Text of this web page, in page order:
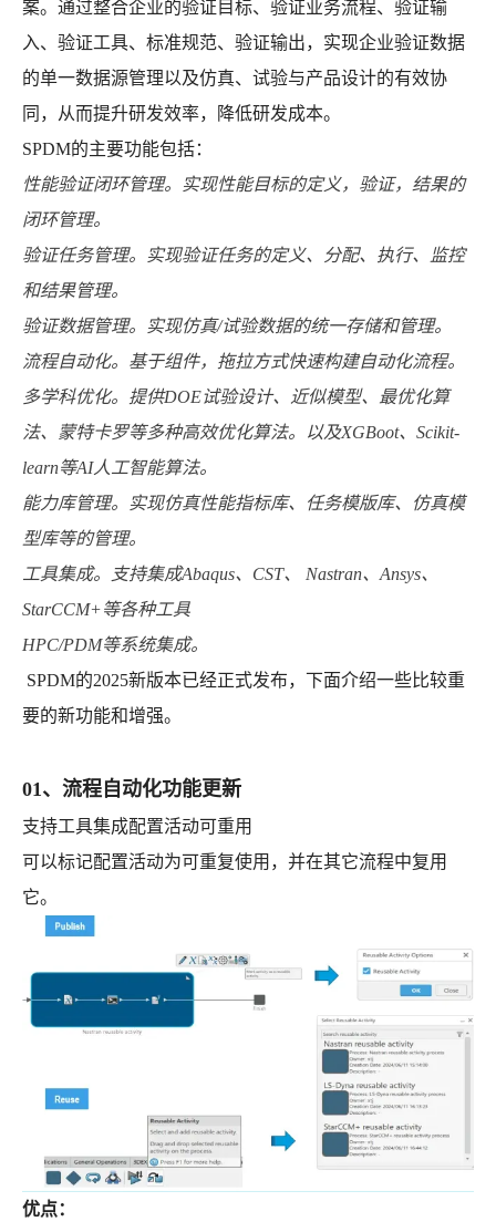
案。通过整合企业的验证目标、验证业务流程、验证输
入、验证工具、标准规范、验证输出，实现企业验证数据
的单一数据源管理以及仿真、试验与产品设计的有效协
同，从而提升研发效率，降低研发成本。
SPDM的主要功能包括：
性能验证闭环管理。实现性能目标的定义，验证，结果的
闭环管理。
验证任务管理。实现验证任务的定义、分配、执行、监控
和结果管理。
验证数据管理。实现仿真/试验数据的统一存储和管理。
流程自动化。基于组件，拖拉方式快速构建自动化流程。
多学科优化。提供DOE试验设计、近似模型、最优化算
法、蒙特卡罗等多种高效优化算法。以及XGBoot、Scikit-
learn等AI人工智能算法。
能力库管理。实现仿真性能指标库、任务模版库、仿真模
型库等的管理。
工具集成。支持集成Abaqus、CST、 Nastran、Ansys、
StarCCM+等各种工具
HPC/PDM等系统集成。
SPDM的2025新版本已经正式发布，下面介绍一些比较重
要的新功能和增强。
01、流程自动化功能更新
支持工具集成配置活动可重用
可以标记配置活动为可重复使⽤，并在其它流程中复用
它。
优点：